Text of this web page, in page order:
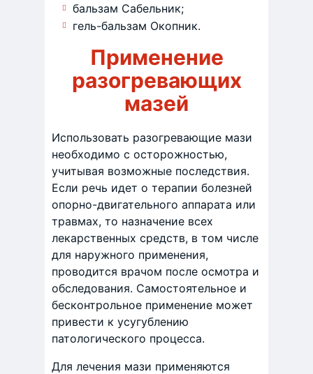
бальзам Сабельник;
гель-бальзам Окопник.
Применение
разогревающих
мазей
Использовать разогревающие мази
необходимо с осторожностью,
учитывая возможные последствия.
Если речь идет о терапии болезней
опорно-двигательного аппарата или
травмах, то назначение всех
лекарственных средств, в том числе
для наружного применения,
проводится врачом после осмотра и
обследования. Самостоятельное и
бесконтрольное применение может
привести к усугублению
патологического процесса.
Для лечения мази применяются